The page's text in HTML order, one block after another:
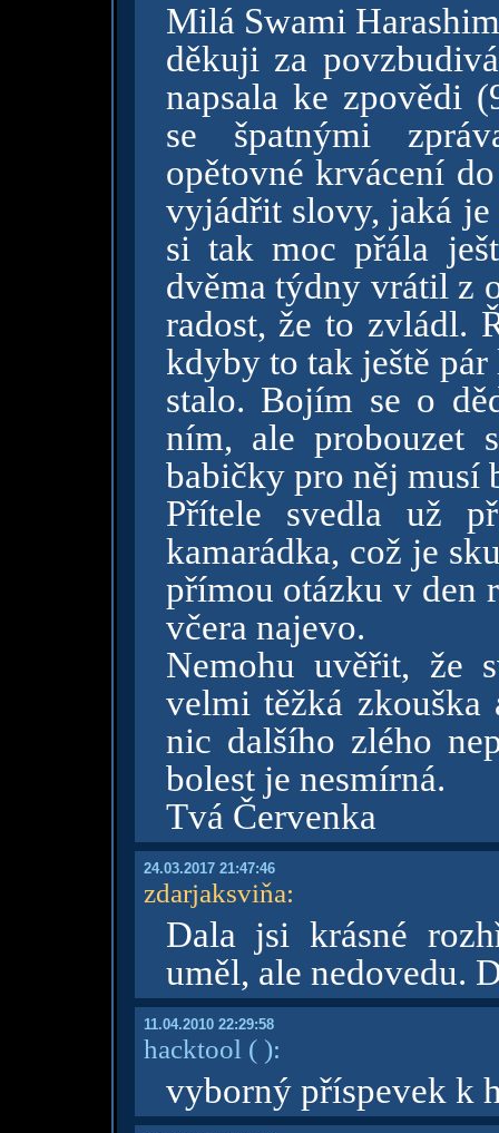
Milá Swami
děkuji za
napsala ke zpovědi
se špatnými
opětovné krvácení
vyjádřit slovy, jaká
si tak moc přála
dvěma týdny vrátil z
radost, že to zvládl.
kdyby to tak ještě
stalo. Bojím se o
ním, ale probouzet
babičky pro něj musí
Přítele svedla už
kamarádka, což je
přímou otázku v den
včera najevo.
Nemohu uvěřit, že
velmi těžká
nic dalšího zlého
bolest je nesmírná.
Tvá Červenka
24.03.2017 21:47:46
zdarjaksviňa:
Dala jsi krásné
uměl, ale nedovedu.
11.04.2010 22:29:58
hacktool ( ):
vyborný příspevek k